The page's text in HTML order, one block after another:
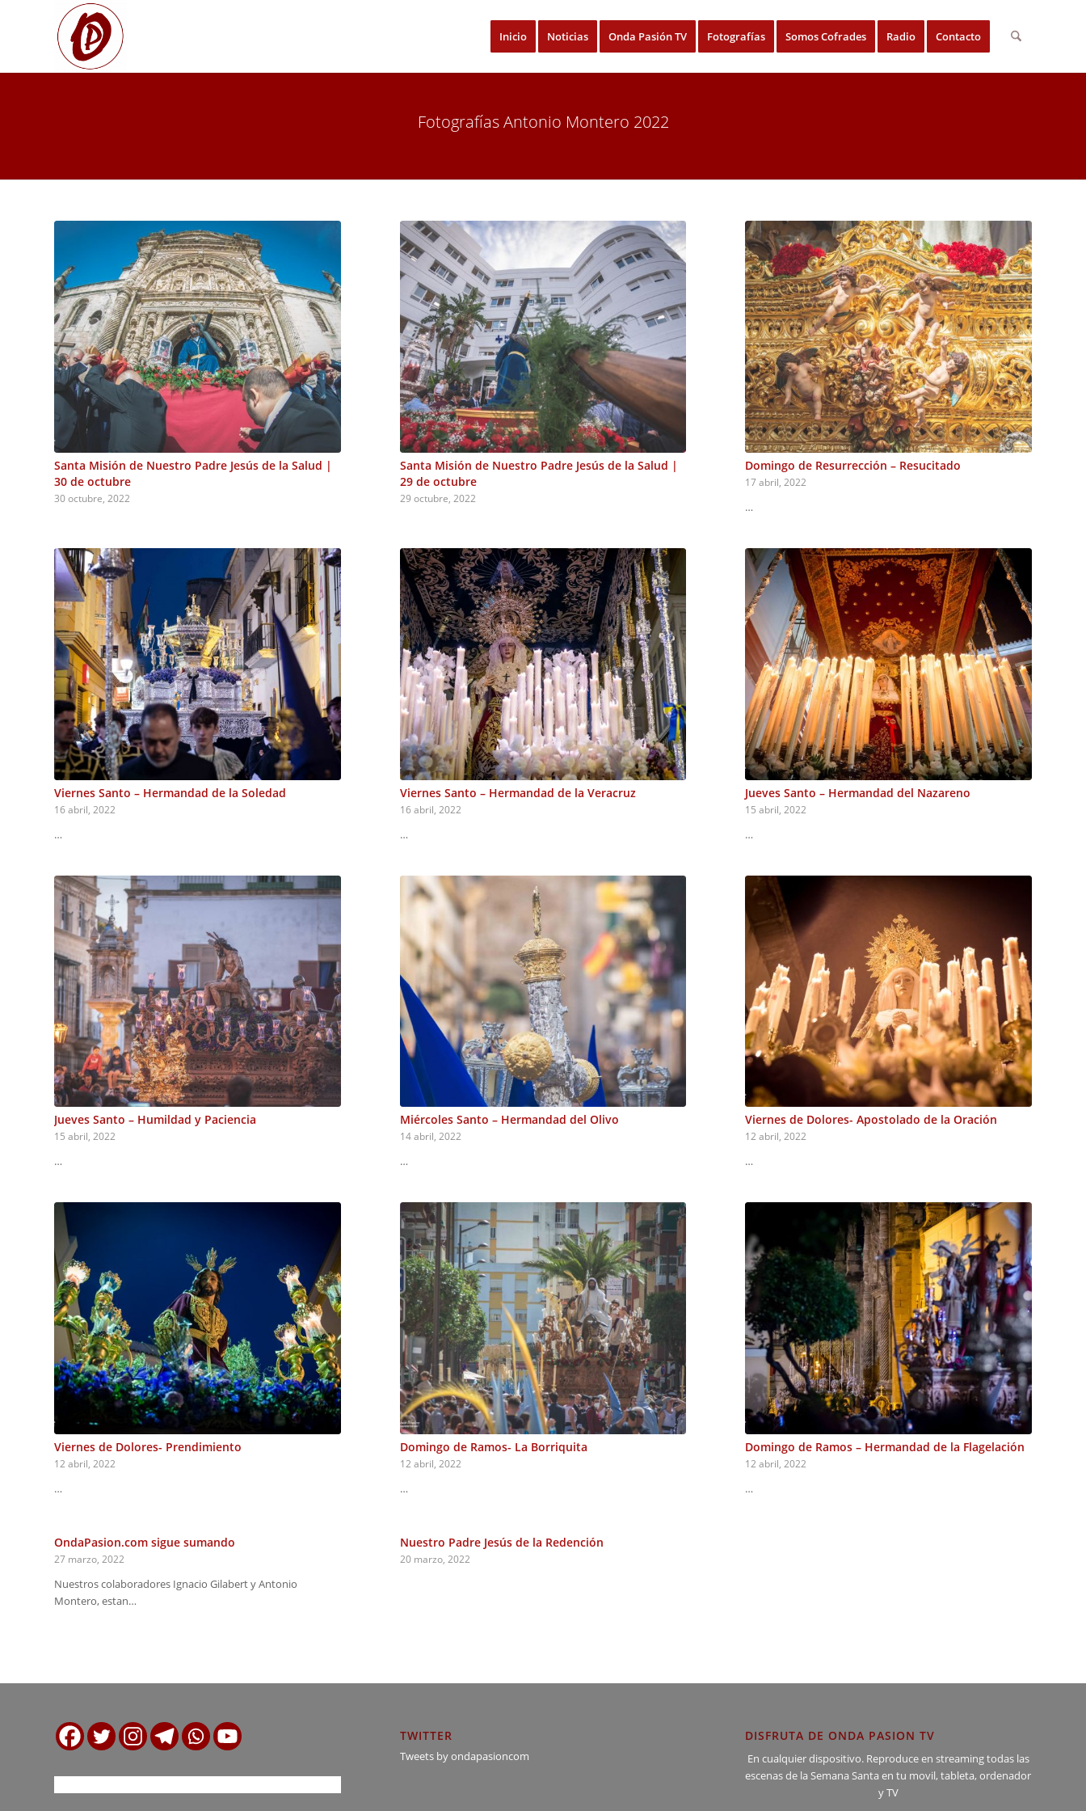
Inicio Noticias Onda Pasión TV Fotografías Somos Cofrades Radio Contacto
Fotografías Antonio Montero 2022
Santa Misión de Nuestro Padre Jesús de la Salud |
30 de octubre
30 octubre, 2022
Santa Misión de Nuestro Padre Jesús de la Salud |
29 de octubre
29 octubre, 2022
Domingo de Resurrección – Resucitado
17 abril, 2022
…
Viernes Santo – Hermandad de la Soledad
16 abril, 2022
…
Viernes Santo – Hermandad de la Veracruz
16 abril, 2022
…
Jueves Santo – Hermandad del Nazareno
15 abril, 2022
…
Jueves Santo – Humildad y Paciencia
15 abril, 2022
…
Miércoles Santo – Hermandad del Olivo
14 abril, 2022
…
Viernes de Dolores- Apostolado de la Oración
12 abril, 2022
…
Viernes de Dolores- Prendimiento
12 abril, 2022
…
Domingo de Ramos- La Borriquita
12 abril, 2022
…
Domingo de Ramos – Hermandad de la Flagelación
12 abril, 2022
…
OndaPasion.com sigue sumando
27 marzo, 2022
Nuestros colaboradores Ignacio Gilabert y Antonio
Montero, estan…
Nuestro Padre Jesús de la Redención
20 marzo, 2022
TWITTER
Tweets by ondapasioncom
DISFRUTA DE ONDA PASION TV
En cualquier dispositivo. Reproduce en streaming todas las
escenas de la Semana Santa en tu movil, tableta, ordenador
y TV